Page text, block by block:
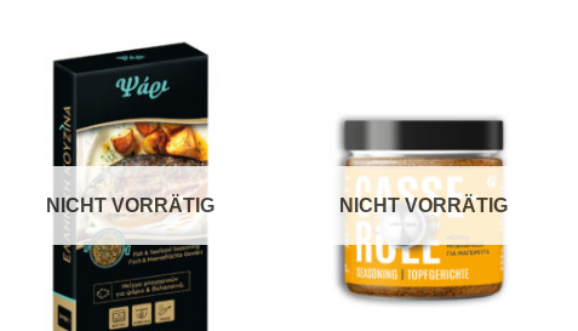
NICHT VORRÄTIG NICHT VORRÄTIG